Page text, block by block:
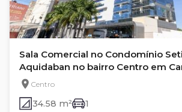
Sala Comercial no Condomínio
Aquidaban no bairro Centro em
Centro
34.58 m² 1